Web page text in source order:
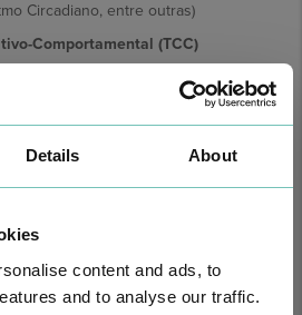
Details About
content and ads, to
and to analyse our traffic.
Circadiano, entre outras)
Comportamental (TCC)